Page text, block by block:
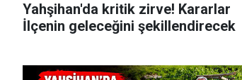
Yahşihan'da kritik zirve! Kararlar
İlçenin geleceğini şekillendirecek